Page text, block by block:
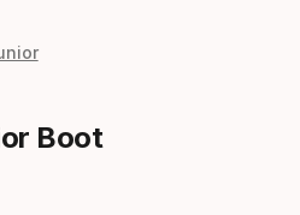
Boot